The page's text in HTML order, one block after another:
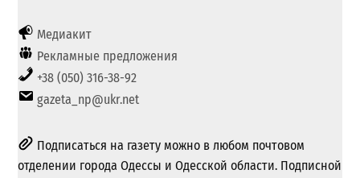
Медиакит
Рекламные предложения
+38 (050) 316-38-92
gazeta_np@ukr.net
Подписаться на газету можно в любом почтовом
отделении города Одессы и Одесской области. Подписной